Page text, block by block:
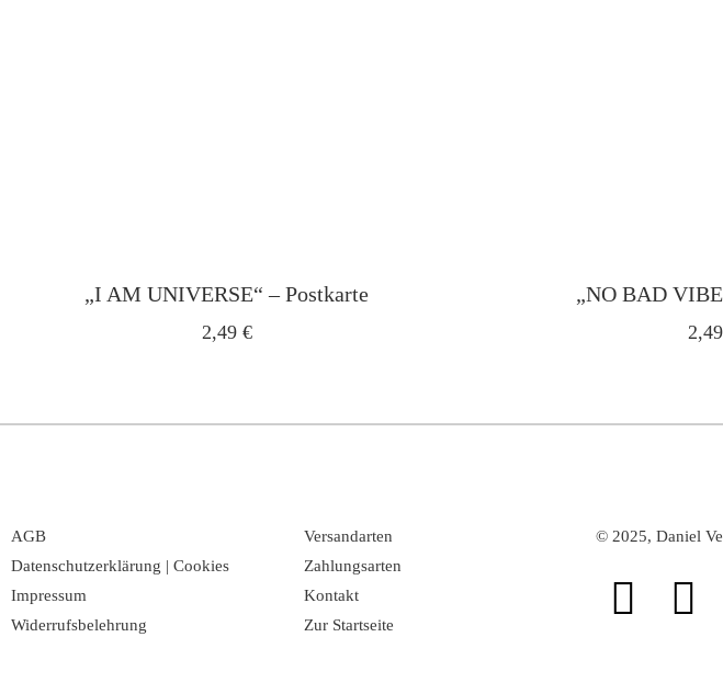
„I AM UNIVERSE“ – Postkarte
2,49 €
„NO BAD
2,49
AGB
Datenschutzerklärung | Cookies
Impressum
Widerrufsbelehrung
Versandarten
Zahlungsarten
Kontakt
Zur Startseite
© 2025, Daniel